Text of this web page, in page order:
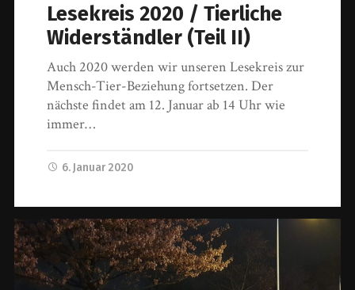
Lesekreis 2020 / Tierliche
Widerständler (Teil II)
Auch 2020 werden wir unseren Lesekreis zur
Mensch-Tier-Beziehung fortsetzen. Der
nächste findet am 12. Januar ab 14 Uhr wie
immer…
6. Januar 2020